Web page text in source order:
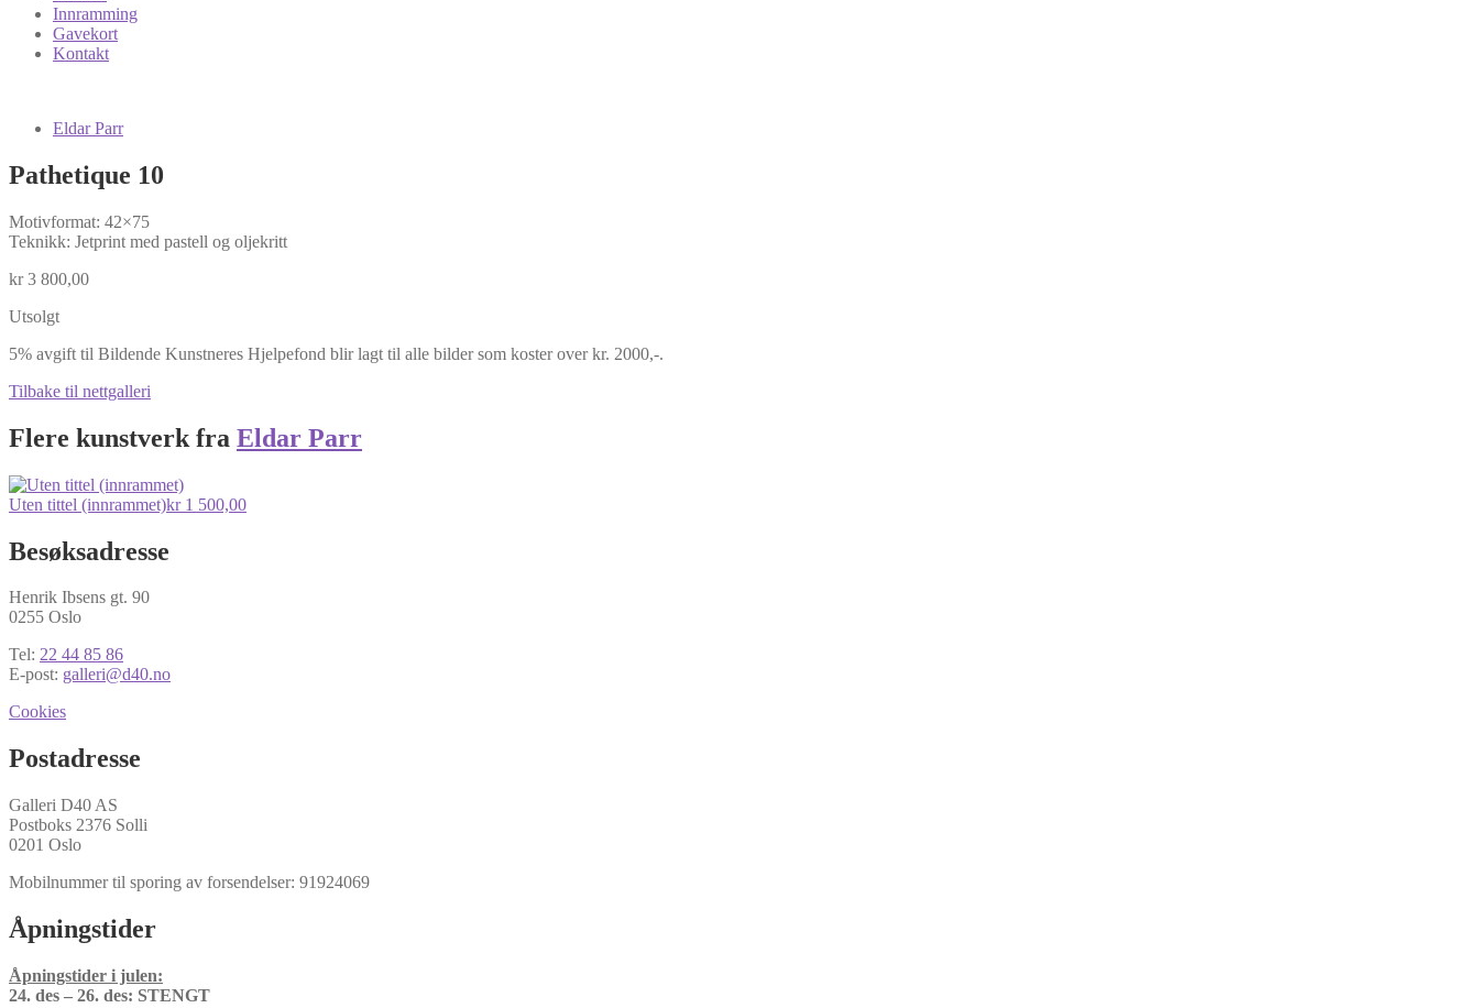
Innramming
Gavekort
Kontakt
Eldar Parr
Pathetique 10
Motivformat: 42×75
Teknikk: Jetprint med pastell og oljekritt
kr3 800,00
Utsolgt
5% avgift til Bildende Kunstneres Hjelpefond blir lagt til alle bilder som koster over kr. 2000,-.
Tilbake til nettgalleri
Flere kunstverk fra Eldar Parr
Uten tittel (innrammet)kr1 500,00
Besøksadresse
Henrik Ibsens gt. 90
0255 Oslo
Tel: 22 44 85 86
E-post: galleri@d40.no
Cookies
Postadresse
Galleri D40 AS
Postboks 2376 Solli
0201 Oslo
Mobilnummer til sporing av forsendelser: 91924069
Åpningstider
Åpningstider i julen:
24. des – 26. des: STENGT